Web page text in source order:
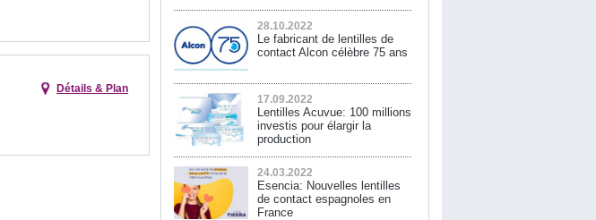
Détails & Plan
28.10.2022
Le fabricant de lentilles de
contact Alcon célèbre 75 ans
17.09.2022
Lentilles Acuvue: 100 millions
investis pour élargir la
production
24.03.2022
Esencia: Nouvelles lentilles
de contact espagnoles en
France